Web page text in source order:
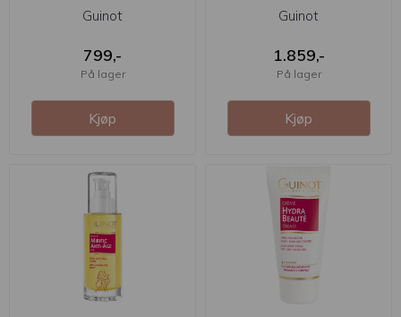
Guinot
799,-
På lager
Kjøp
Guinot
1.859,-
På lager
Kjøp